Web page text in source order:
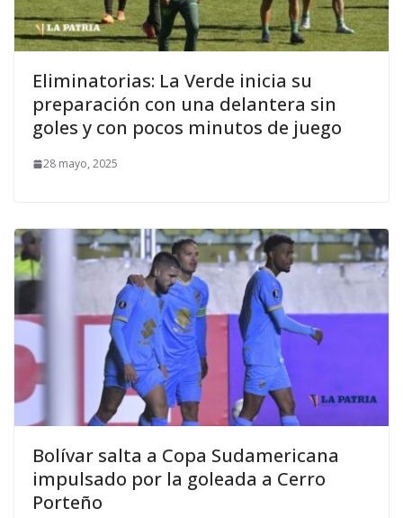
Eliminatorias: La Verde inicia su
preparación con una delantera sin
goles y con pocos minutos de juego
28 mayo, 2025
Bolívar salta a Copa Sudamericana
impulsado por la goleada a Cerro
Porteño